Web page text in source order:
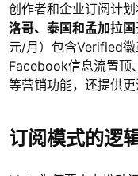
创作者和企业订阅计
洛哥、泰国和孟加拉国
元/月）包含Verified徽
Facebook信息流置顶
等营销功能，还提供更
订阅模式的逻